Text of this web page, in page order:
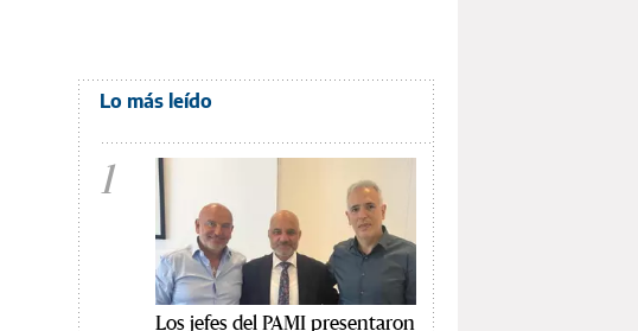
Lo más leído
1
Los jefes del PAMI presentaron